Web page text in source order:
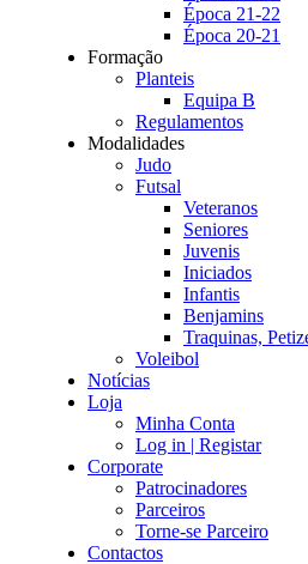
Época 21-22
Época 20-21
Formação
Planteis
Equipa B
Regulamentos
Modalidades
Judo
Futsal
Veteranos
Seniores
Juvenis
Iniciados
Infantis
Benjamins
Traquinas,
Voleibol
Notícias
Loja
Minha Conta
Log in | Registar
Corporate
Patrocinadores
Parceiros
Torne-se Parceiro
Contactos